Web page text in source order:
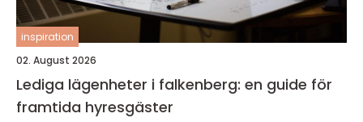
inspiration
02. August 2026
Lediga lägenheter i falkenberg: en guide för
framtida hyresgäster